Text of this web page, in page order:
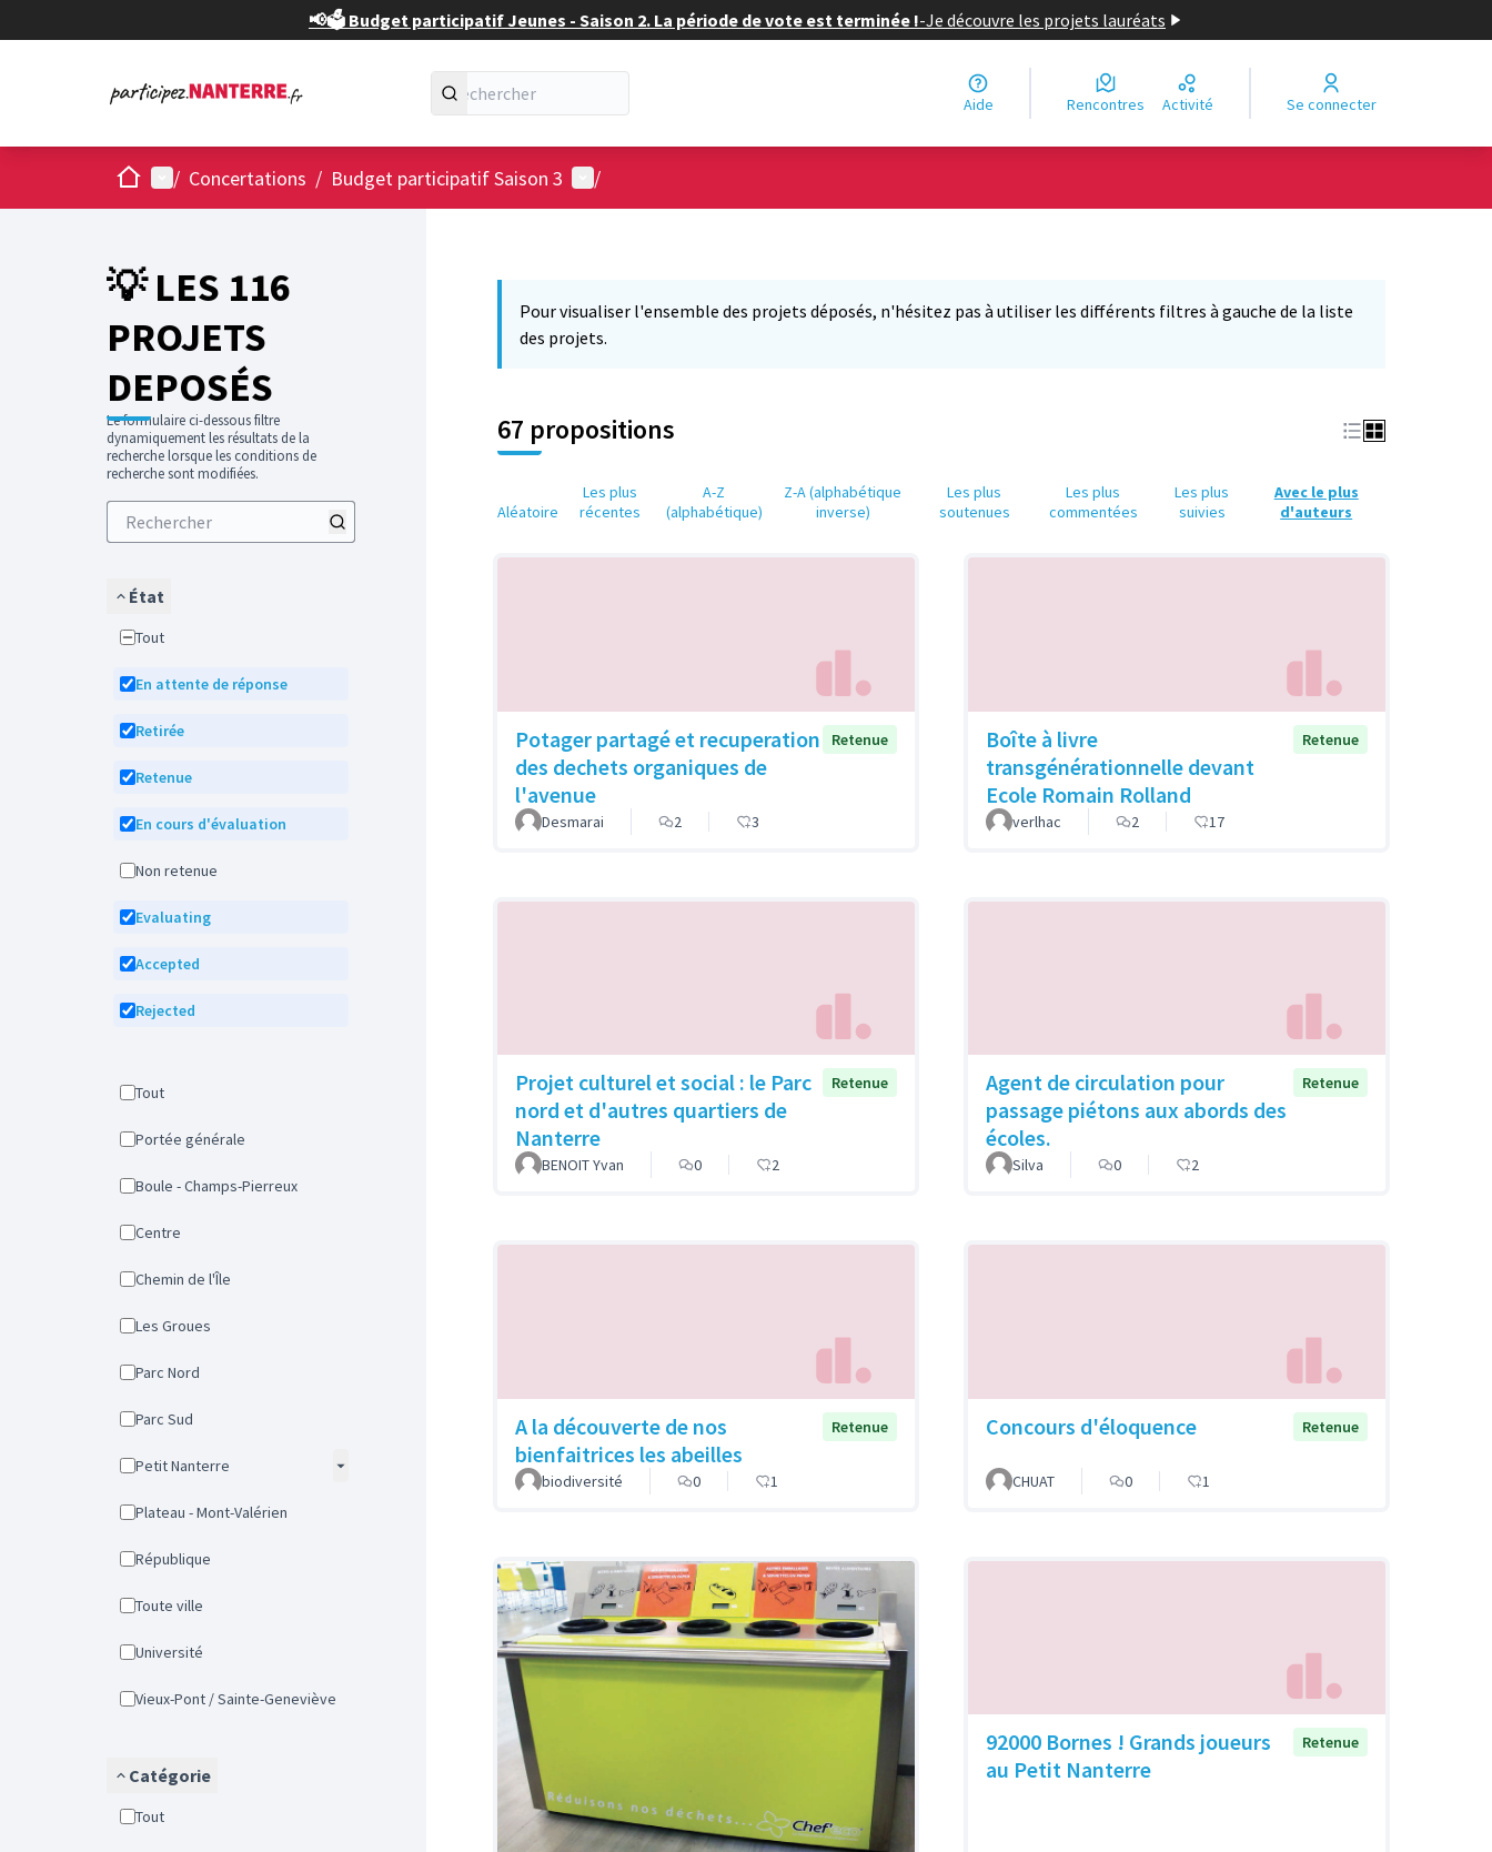
📢🗳️ Budget participatif Jeunes - Saison 2. La période de vote est terminée !-Je découvre les projets lauréats
Aide Rencontres Activité Se connecter
AccueilMenu principal
/ Concertations / Budget participatif Saison 3 Menu utilisateur
/
💡 LES 116
PROJETS
DEPOSÉS
Le formulaire ci-dessous filtre
dynamiquement les résultats de la
recherche lorsque les conditions de
recherche sont modifiées.
État
Tout
En attente de réponse
Retirée
Retenue
En cours d'évaluation
Non retenue
Evaluating
Accepted
Rejected
Tout
Portée générale
Boule - Champs-Pierreux
Centre
Chemin de l'Île
Les Groues
Parc Nord
Parc Sud
Petit Nanterre
Plateau - Mont-Valérien
République
Toute ville
Université
Vieux-Pont / Sainte-Geneviève
Catégorie
Tout
Pour visualiser l'ensemble des projets déposés, n'hésitez pas à utiliser les différents filtres à gauche de la liste
des projets.
67 propositions
Aléatoire
Les plus
récentes
A-Z
(alphabétique)
Z-A (alphabétique
inverse)
Les plus
soutenues
Les plus
commentées
Les plus
suivies
Avec le plus
d'auteurs
Potager partagé et recuperation
des dechets organiques de
l'avenue
Retenue
Desmarai 2 3
Boîte à livre
transgénérationnelle devant
Ecole Romain Rolland
Retenue
verlhac 2 17
Projet culturel et social : le Parc
nord et d'autres quartiers de
Nanterre
Retenue
BENOIT Yvan 0 2
Agent de circulation pour
passage piétons aux abords des
écoles.
Retenue
Silva 0 2
A la découverte de nos
bienfaitrices les abeilles
Retenue
biodiversité 0 1
Concours d'éloquence Retenue
CHUAT 0 1
92000 Bornes ! Grands joueurs
au Petit Nanterre
Retenue